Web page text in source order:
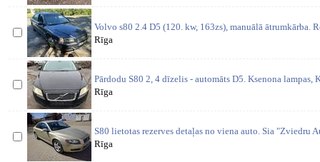
Volvo s80 2.4 D5 (120. kw, 163zs), manuālā ātrumkārba.
Rīga
Pārdodu S80 2, 4 dīzelis - automāts D5. Ksenona lampas,
Rīga
S80 lietotas rezerves detaļas no viena auto. Sia "Zviedru
Rīga